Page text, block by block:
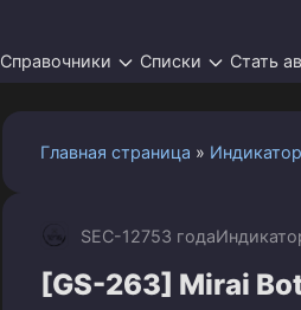
Справочники Списки Стать
Главная страница »
SEC-12753 года
[GS-263] Mirai